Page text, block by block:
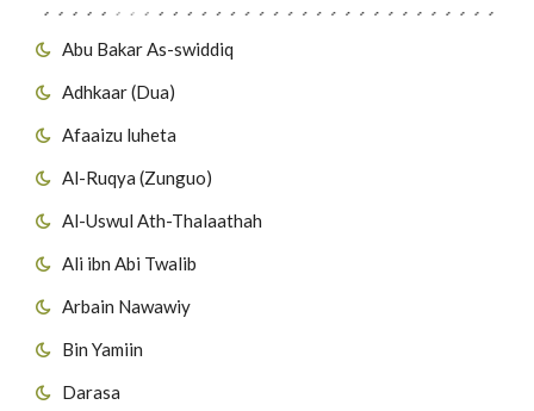
Abu Bakar As-swiddiq
Adhkaar (Dua)
Afaaizu luheta
Al-Ruqya (Zunguo)
Al-Uswul Ath-Thalaathah
Ali ibn Abi Twalib
Arbain Nawawiy
Bin Yamiin
Darasa